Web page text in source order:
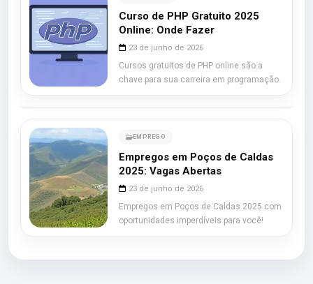
Curso de PHP Gratuito 2025
Online: Onde Fazer
23 de junho de 2026
Cursos gratuitos de PHP online são a
chave para sua carreira em programação.
EMPREGO
Empregos em Poços de Caldas
2025: Vagas Abertas
23 de junho de 2026
Empregos em Poços de Caldas 2025 com
oportunidades imperdíveis para você!